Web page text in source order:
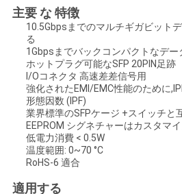
ニ
主要 な 特徴
10.5Gbpsまでのマルチギガビット
る
1Gbpsまでバックコンパクトなデー
ホットプラグ可能なSFP 20PIN足跡
I/Oコネクタ 高速差差信号用
強化されたEMI/EMC性能のために
形態因数 (IPF)
業界標準のSFPケージ +スイッチと
EEPROM シグネチャーはカスタマ
低電力消費 < 0.5W
温度範囲: 0~70 °C
RoHS-6 適合
適用する